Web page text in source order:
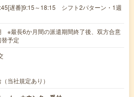
遅番]9:15～18:15 シフト2パターン・1週
※最長6か月間の派遣期間終了後、双方合意
予定
当社規定あり）